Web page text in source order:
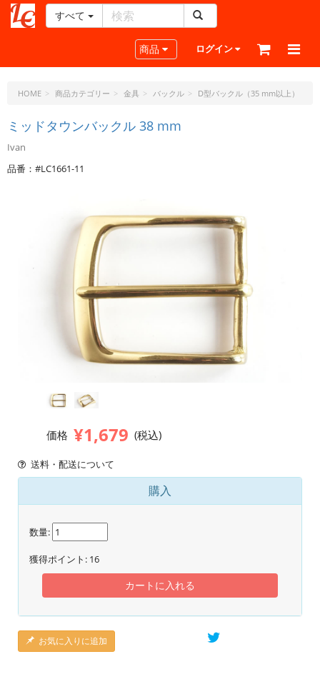
ー
ラ
ト・
ッ
ト・
すべて
Toggle navigation
商品 ログイン
HOME 商品カテゴリー 金具 バックル D型バックル（35 mm以上）
ミッドタウンバックル 38 mm
Ivan
品番：#LC1661-11
価格 ¥1,679 (税込)
送料・配送について
購入
数量:
獲得ポイント: 16
カートに入れる
お気に入りに追加